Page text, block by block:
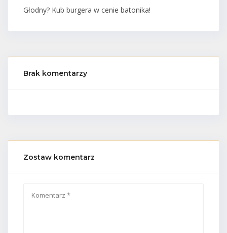
Głodny? Kub burgera w cenie batonika!
Brak komentarzy
Zostaw komentarz